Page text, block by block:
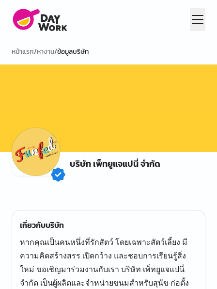
หน้าแรก/หางาน/ข้อมูลบริษัท
บริษัท เพ็ทยูแจแปนี่ จำกัด
เกี่ยวกับบริษัท
หากคุณเป็นคนหนึ่งที่รักสัตว์ โดยเฉพาะสัตว์เลี้ยง มี
ความคิดสร้างสรร เปิดกว้าง และชอบการเรียนรู้สิ่ง
ใหม่ ขอเชิญมาร่วมงานกับเรา บริษัท เพ็ทยูแจแปนี่
จำกัด เป็นผู้ผลิตและจำหน่ายขนมสำหรับสุนัข ก่อตั้ง